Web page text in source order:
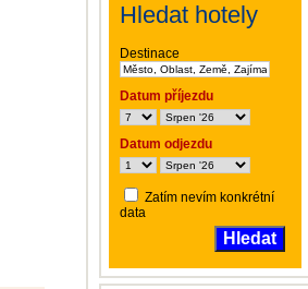
Hledat hotely
Destinace
Datum příjezdu
Datum odjezdu
Zatím nevím konkrétní
data
Hledat